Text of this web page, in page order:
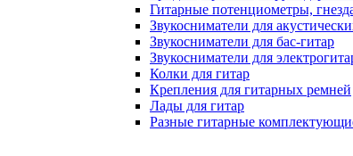
Гитарные потенциометры,
Звукосниматели для
Звукосниматели для бас-гитар
Звукосниматели для
Колки для гитар
Крепления для гитарных ремней
Лады для гитар
Разные гитарные